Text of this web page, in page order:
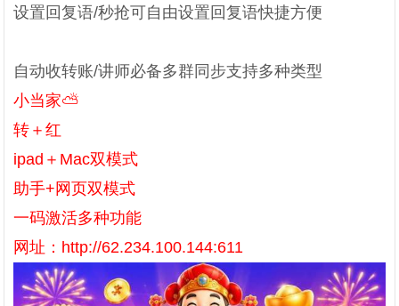
设置回复语/秒抢可自由设置回复语快捷方便
自动收转账/讲师必备多群同步支持多种类型
小当家⛅️
转＋红
ipad＋Mac双模式
助手+网页双模式
一码激活多种功能
网址：http://62.234.100.144:611